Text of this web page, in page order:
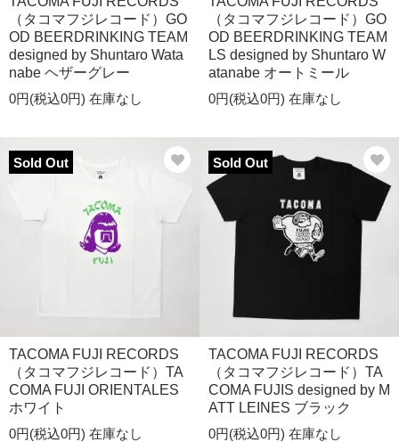
（タコマフジレコード）GO
OD BEERDRINKING TEAM
designed by Shuntaro Wata
nabe ヘザーグレー
0円(税込0円) 在庫なし
（タコマフジレコード）GO
OD BEERDRINKING TEAM
LS designed by Shuntaro W
atanabe オートミール
0円(税込0円) 在庫なし
Sold Out
TACOMA FUJI RECORDS
（タコマフジレコード）TA
COMA FUJI ORIENTALES
ホワイト
0円(税込0円) 在庫なし
Sold Out
TACOMA FUJI RECORDS
（タコマフジレコード）TA
COMA FUJIS designed by M
ATT LEINES ブラック
0円(税込0円) 在庫なし